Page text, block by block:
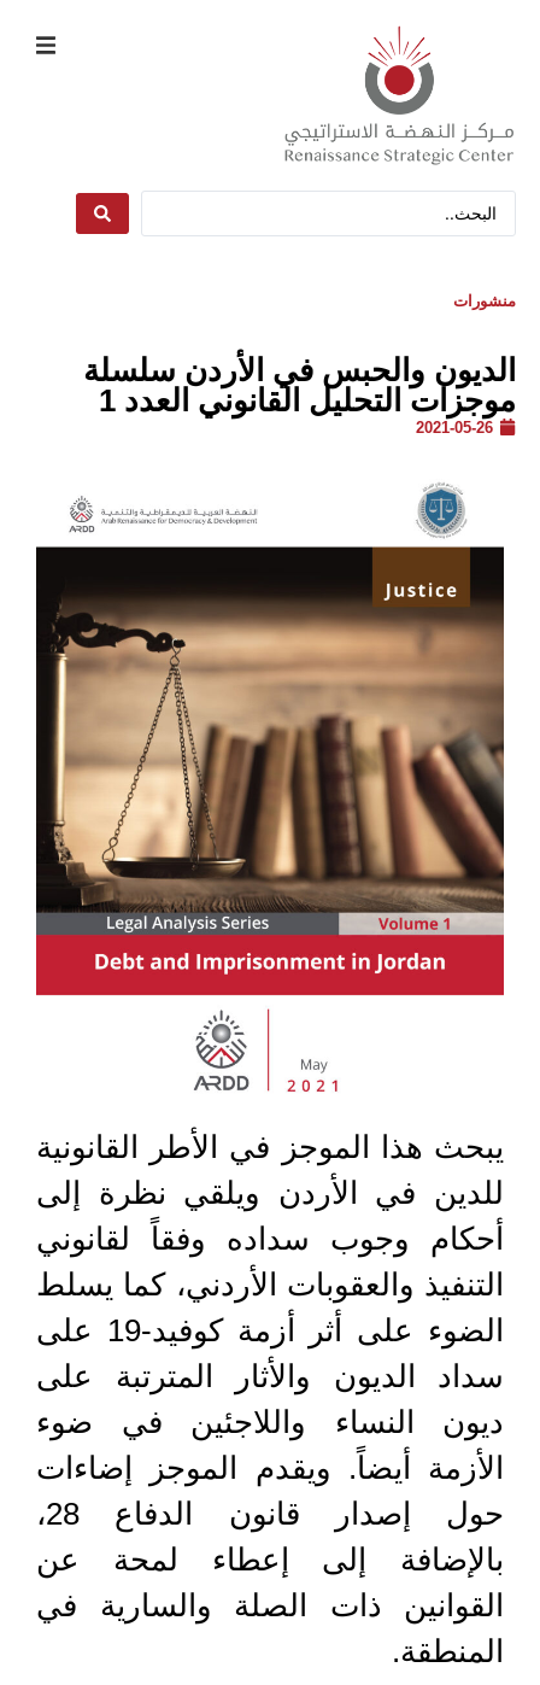
منشورات
الديون والحبس في الأردن سلسلة
موجزات التحليل القانوني العدد 1
2021-05-26
يبحث هذا الموجز في الأطر القانونية
للدين في الأردن ويلقي نظرة إلى
أحكام وجوب سداده وفقاً لقانوني
التنفيذ والعقوبات الأردني، كما يسلط
الضوء على أثر أزمة كوفيد-19 على
سداد الديون والأثار المترتبة على
ديون النساء واللاجئين في ضوء
الأزمة أيضاً. ويقدم الموجز إضاءات
حول إصدار قانون الدفاع 28،
بالإضافة إلى إعطاء لمحة عن
القوانين ذات الصلة والسارية في
المنطقة.